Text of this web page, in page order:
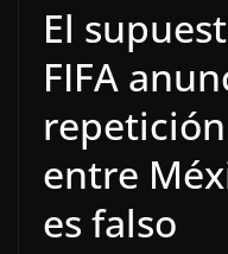
El
FIFA
entre
es falso